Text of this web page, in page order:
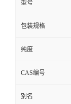
型号
包装规格
纯度
CAS编号
别名